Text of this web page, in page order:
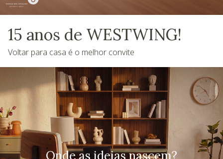
15 anos de WESTWING!
Voltar para casa é o melhor convite
Onde as ideias nascem?